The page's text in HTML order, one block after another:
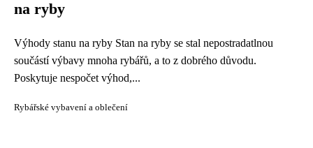
na ryby
Výhody stanu na ryby Stan na ryby se stal nepostradatlnou
součástí výbavy mnoha rybářů, a to z dobrého důvodu.
Poskytuje nespočet výhod,...
Rybářské vybavení a oblečení